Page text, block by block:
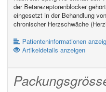
der Betarezeptorenblocker
eingesetzt in der Behandlung
chronischer Herzschwäche
Patienteninformationen
Artikeldetails anzeigen